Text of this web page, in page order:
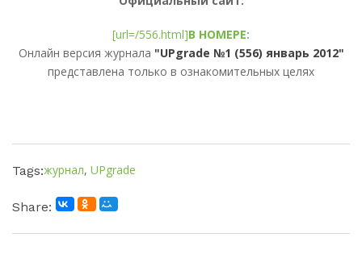
[url=/556.html]В НОМЕРЕ:
Онлайн версия журнала "UPgrade №1 (556) январь 2012"
представлена только в ознакомительных целях
Tags:журнал, UPgrade
Share: